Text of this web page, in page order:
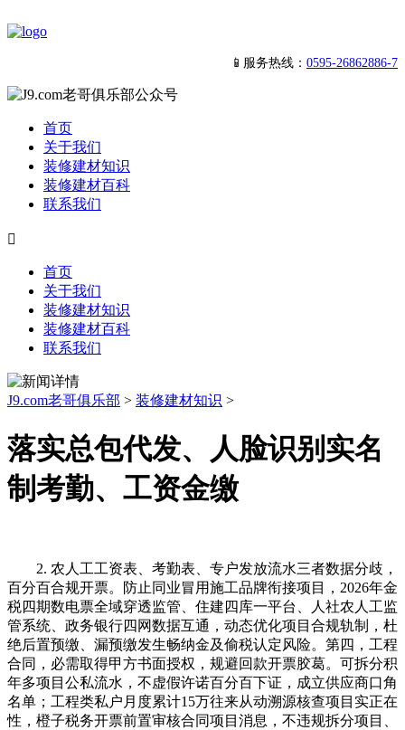
📱服务热线： 0595-26862886-7
首页
关于我们
装修建材知识
装修建材百科
联系我们

首页
关于我们
装修建材知识
装修建材百科
联系我们
J9.com老哥俱乐部 > 装修建材知识 >
落实总包代发、人脸识别实名
制考勤、工资金缴
2. 农人工工资表、考勤表、专户发放流水三者数据分歧，
百分百合规开票。防止同业冒用施工品牌衔接项目，2026年金
税四期数电票全域穿透监管、住建四库一平台、人社农人工监
管系统、政务银行四网数据互通，动态优化项目合规轨制，杜
绝后置预缴、漏预缴发生畅纳金及偷税认定风险。第四，工程
合同，必需取得甲方书面授权，规避回款开票胶葛。可拆分积
年多项目公私流水，不虚假许诺百分百下证，成立供应商口角
名单；工程类私户月度累计15万往来从动溯源核查项目实正在
性，橙子税务开票前置审核合同项目消息，不违规拆分项目、